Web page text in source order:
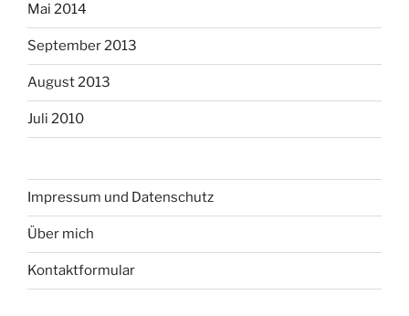
Mai 2014
September 2013
August 2013
Juli 2010
Impressum und Datenschutz
Über mich
Kontaktformular